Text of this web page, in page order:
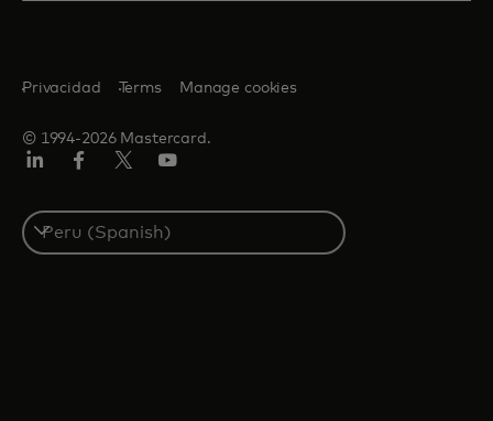
© 1994-2026 Mastercard.
Privacidad Terms Manage cookies
Select
a
country